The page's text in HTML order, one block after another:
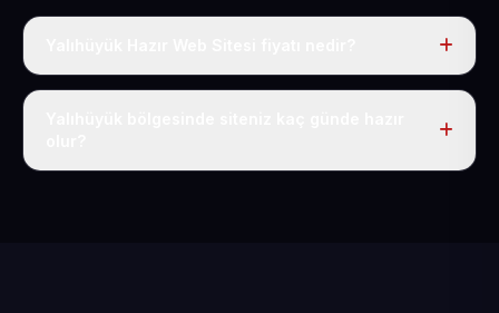
Tek fiyat uygulanır: yıllık 50 USD + KDV. Bu bedele alan